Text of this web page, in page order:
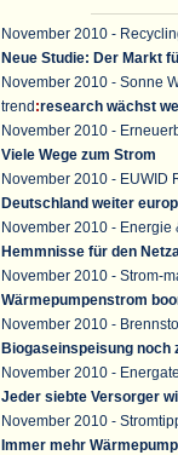
November 2010 -
Neue Studie: Der Markt
November 2010 - Sonne
trend :research wächst
November 2010 -
Viele Wege zum Strom
November 2010 - EUWID
Deutschland weiter
November 2010 - Energie
Hemmnisse für den
November 2010 - Strom-
Wärmepumpenstrom
November 2010 -
Biogaseinspeisung noch
November 2010 -
Jeder siebte Versorger
November 2010 -
Immer mehr